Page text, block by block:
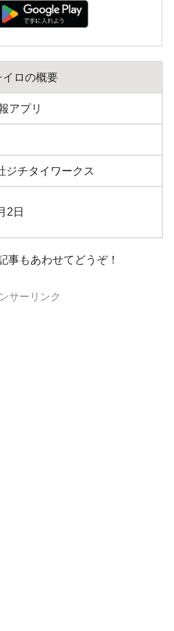
イロの概要
アプリ
ジチタイワークス
2日
事もあわせてどうぞ！
サーリンク